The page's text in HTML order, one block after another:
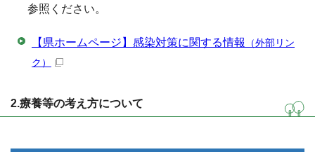
参照ください。
【県ホームページ】感染対策に関する情報
（外部リン
ク）
2.療養等の考え方について